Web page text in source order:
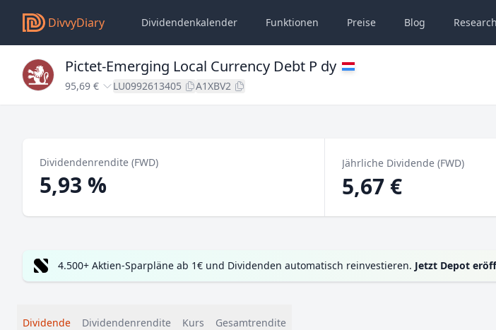
DivvyDiary Dividendenkalender Funktionen Preise Blog Research
Pictet-Emerging Local Currency Debt P dy
95,69 € LU0992613405 A1XBV2
Dividendenrendite (FWD)
5,93 %
Jährliche Dividende (FWD)
5,67 €
4.500+ Aktien-Sparpläne ab 1€ und Dividenden automatisch reinvestieren. Jetzt Depot
Dividende Dividendenrendite Kurs Gesamtrendite